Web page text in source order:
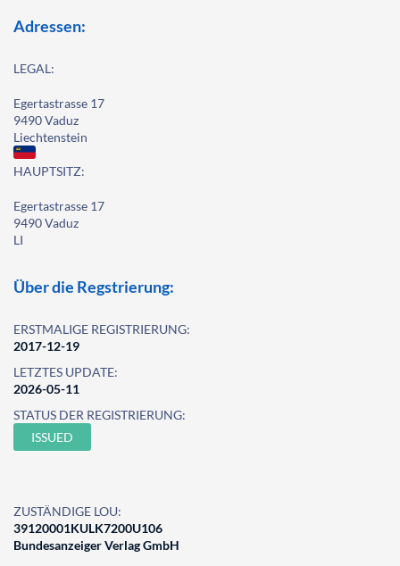
Adressen:
LEGAL:
Egertastrasse 17
9490 Vaduz
Liechtenstein
HAUPTSITZ:
Egertastrasse 17
9490 Vaduz
LI
Über die Regstrierung:
ERSTMALIGE REGISTRIERUNG:
2017-12-19
LETZTES UPDATE:
2026-05-11
STATUS DER REGISTRIERUNG:
ISSUED
ZUSTÄNDIGE LOU:
39120001KULK7200U106
Bundesanzeiger Verlag GmbH